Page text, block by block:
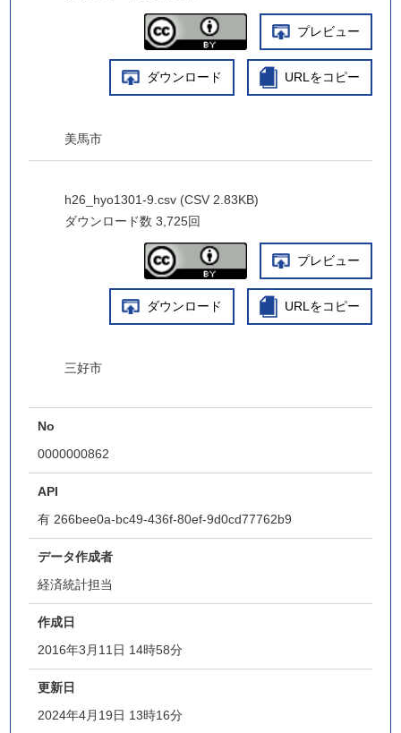
プレビュー
ダウンロード URLをコピー
美馬市
h26_hyo1301-9.csv (CSV 2.83KB)
ダウンロード数 3,725回
プレビュー
ダウンロード URLをコピー
三好市
No
0000000862
API
有 266bee0a-bc49-436f-80ef-9d0cd77762b9
データ作成者
経済統計担当
作成日
2016年3月11日 14時58分
更新日
2024年4月19日 13時16分